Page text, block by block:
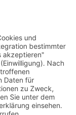
Pepsite®